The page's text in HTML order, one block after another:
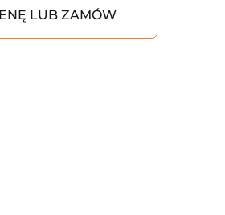
LUB ZAMÓW